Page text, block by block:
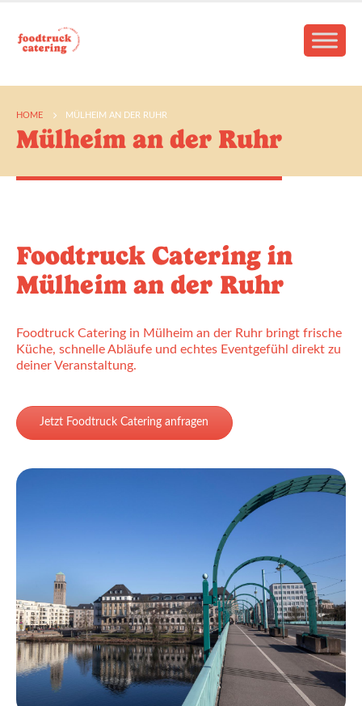
HOME MÜLHEIM AN DER RUHR
Mülheim an der Ruhr
Foodtruck Catering in
Mülheim an der Ruhr
Foodtruck Catering in Mülheim an der Ruhr bringt frische
Küche, schnelle Abläufe und echtes Eventgefühl direkt zu
deiner Veranstaltung.
Jetzt Foodtruck Catering anfragen